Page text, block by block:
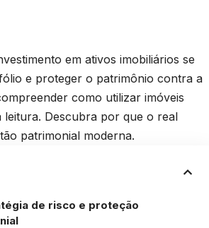
em ativos imobiliários se
e proteger o patrimônio contra a
como utilizar imóveis
Descubra por que o real
patrimonial moderna.
de risco e proteção